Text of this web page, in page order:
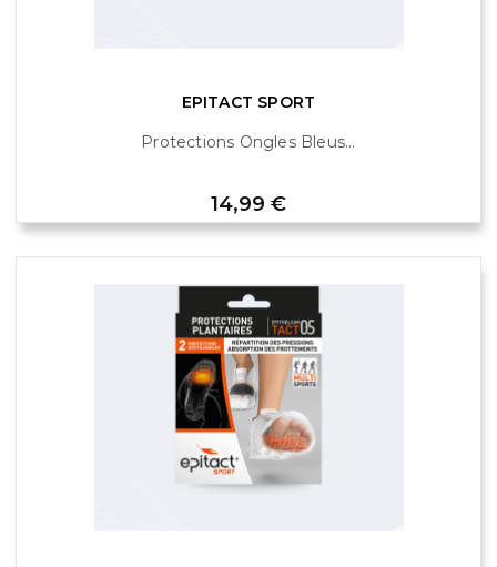
EPITACT SPORT
Protections Ongles Bleus...
Prix
14,99 €